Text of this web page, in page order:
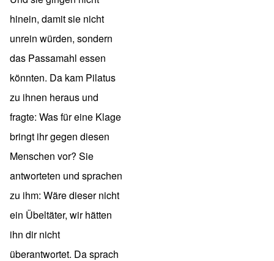
hinein, damit sie nicht
unrein würden, sondern
das Passamahl essen
könnten. Da kam Pilatus
zu ihnen heraus und
fragte: Was für eine Klage
bringt ihr gegen diesen
Menschen vor? Sie
antworteten und sprachen
zu ihm: Wäre dieser nicht
ein Übeltäter, wir hätten
ihn dir nicht
überantwortet. Da sprach